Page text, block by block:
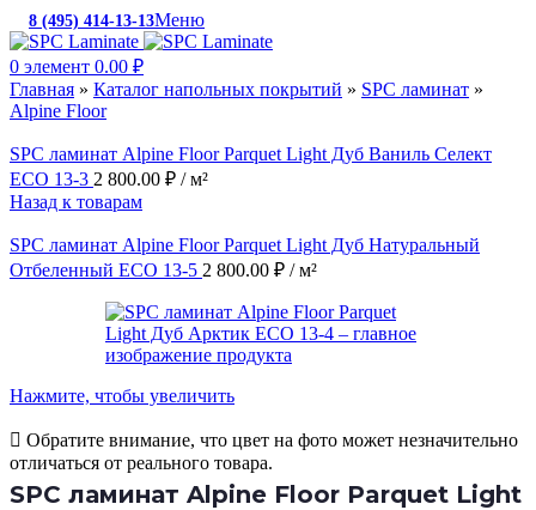
8 (495) 414-13-13Меню
0 элемент 0.00 ₽
Главная » Каталог напольных покрытий » SPC ламинат »
Alpine Floor
SPC ламинат Alpine Floor Parquet Light Дуб Ваниль Селект
ECO 13-3 2 800.00 ₽ / м²
Назад к товарам
SPC ламинат Alpine Floor Parquet Light Дуб Натуральный
Отбеленный ECO 13-5 2 800.00 ₽ / м²
Нажмите, чтобы увеличить
Обратите внимание, что цвет на фото может незначительно
отличаться от реального товара.
SPC ламинат Alpine Floor Parquet Light